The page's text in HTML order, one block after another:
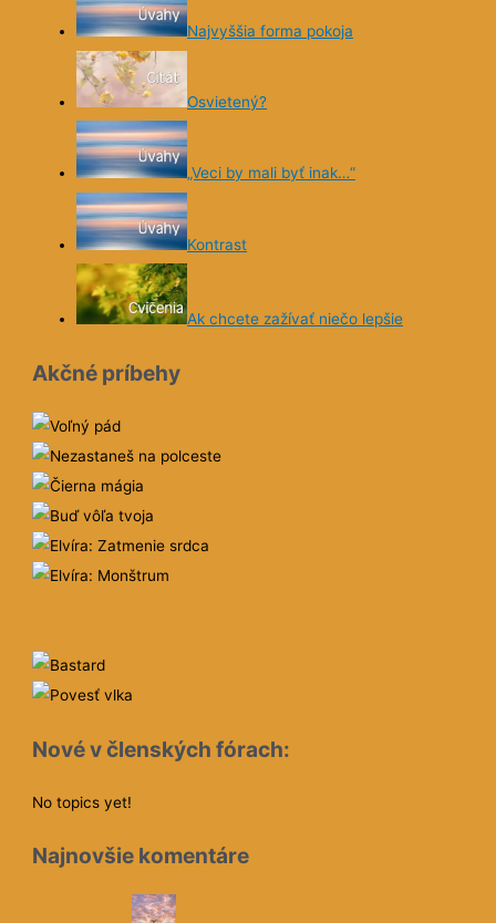
Najvyššia forma pokoja
Osvietený?
„Veci by mali byť inak…“
Kontrast
Ak chcete zažívať niečo lepšie
Akčné príbehy
Nové v členských fórach:
No topics yet!
Najnovšie komentáre